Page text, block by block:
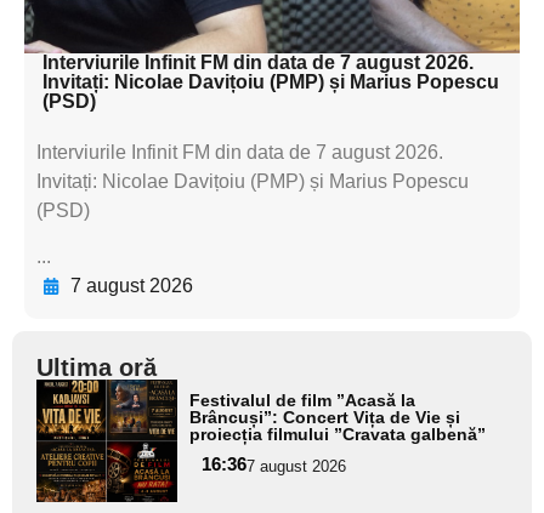
textul pentru subti
Interviurile Infinit FM din data de 7 august 2026.
Invitați: Nicolae Davițoiu (PMP) și Marius Popescu
(PSD)
Interviurile Infinit FM din data de 7 august 2026.
Invitați: Nicolae Davițoiu (PMP) și Marius Popescu
(PSD)
...
7 august 2026
Ultima oră
Adaugă
aici textul
pentru
subtitlu
Festivalul de film ”Acasă la
Brâncuși”: Concert Vița de Vie și
proiecția filmului ”Cravata galbenă”
16:367 august 2026